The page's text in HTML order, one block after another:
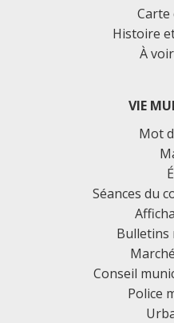
Carte
Histoire
À
VIE
Mot
Séances du
Bulletins
Conseil
Police